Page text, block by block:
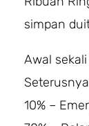
simpan
Awal
10% –